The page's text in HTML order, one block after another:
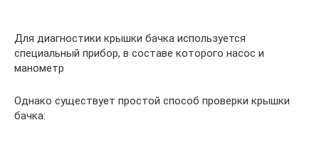
Для диагностики крышки бачка используется
специальный прибор, в составе которого насос и
манометр
Однако существует простой способ проверки крышки
бачка: